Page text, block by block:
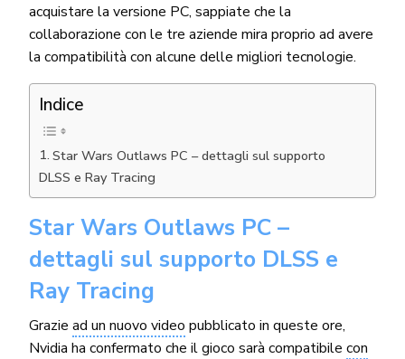
acquistare la versione PC, sappiate che la
collaborazione con le tre aziende mira proprio ad avere
la compatibilità con alcune delle migliori tecnologie.
Indice
Star Wars Outlaws PC – dettagli sul supporto
DLSS e Ray Tracing
Star Wars Outlaws PC –
dettagli sul supporto DLSS e
Ray Tracing
Grazie ad un nuovo video pubblicato in queste ore,
Nvidia ha confermato che il gioco sarà compatibilecon